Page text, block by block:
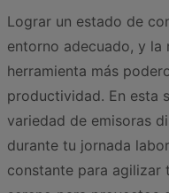
Lograr un estado de
entorno adecuado, y la
herramienta más
productividad. En esta
variedad de emisoras
durante tu jornada
constante para agilizar